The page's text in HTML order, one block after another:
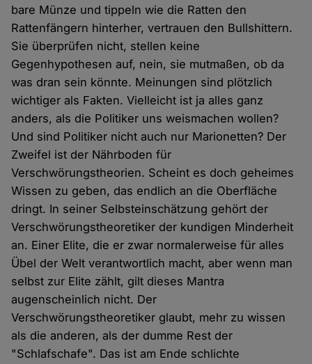
bare Münze und tippeln wie die Ratten den
Rattenfängern hinterher, vertrauen den Bullshittern.
Sie überprüfen nicht, stellen keine
Gegenhypothesen auf, nein, sie mutmaßen, ob da
was dran sein könnte. Meinungen sind plötzlich
wichtiger als Fakten. Vielleicht ist ja alles ganz
anders, als die Politiker uns weismachen wollen?
Und sind Politiker nicht auch nur Marionetten? Der
Zweifel ist der Nährboden für
Verschwörungstheorien. Scheint es doch geheimes
Wissen zu geben, das endlich an die Oberfläche
dringt. In seiner Selbsteinschätzung gehört der
Verschwörungstheoretiker der kundigen Minderheit
an. Einer Elite, die er zwar normalerweise für alles
Übel der Welt verantwortlich macht, aber wenn man
selbst zur Elite zählt, gilt dieses Mantra
augenscheinlich nicht. Der
Verschwörungstheoretiker glaubt, mehr zu wissen
als die anderen, als der dumme Rest der
"Schlafschafe". Das ist am Ende schlichte